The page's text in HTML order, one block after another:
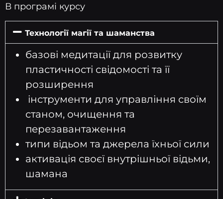
В програмі курсу
Технології магії та шаманства
базові медитації для розвитку
пластичності свідомості та її
розширення
інструменти для управління своїм
станом, очищення та
перезавантаження
типи відьом та джерела їхньої сили
активація своєї внутрішньої відьми,
шамана